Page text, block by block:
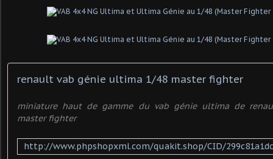
renault vab génie ultima 1/48 master fighter
miniature haut de gamme du vab génie ultima de
master fighter